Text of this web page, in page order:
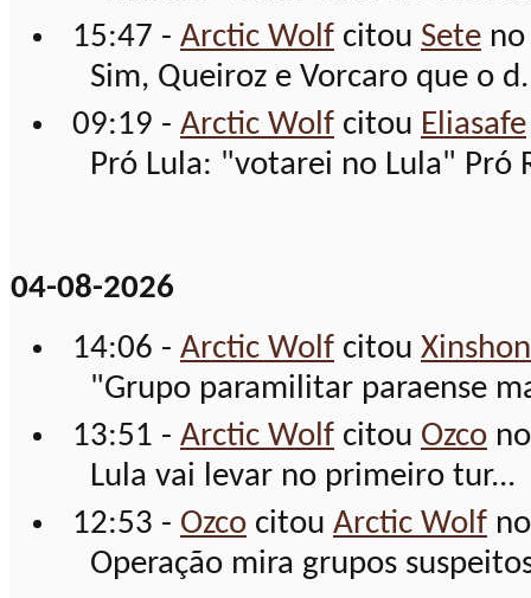
15:47 - Arctic Wolf citou Sete
Sim, Queiroz e Vorcaro que o
09:19 - Arctic Wolf citou Eliasafe
Pró Lula: "votarei no Lula" Pró
04-08-2026
14:06 - Arctic Wolf citou Xinshon
"Grupo paramilitar paraense
13:51 - Arctic Wolf citou Ozco
Lula vai levar no primeiro tur...
12:53 - Ozco citou Arctic Wolf
Operação mira grupos